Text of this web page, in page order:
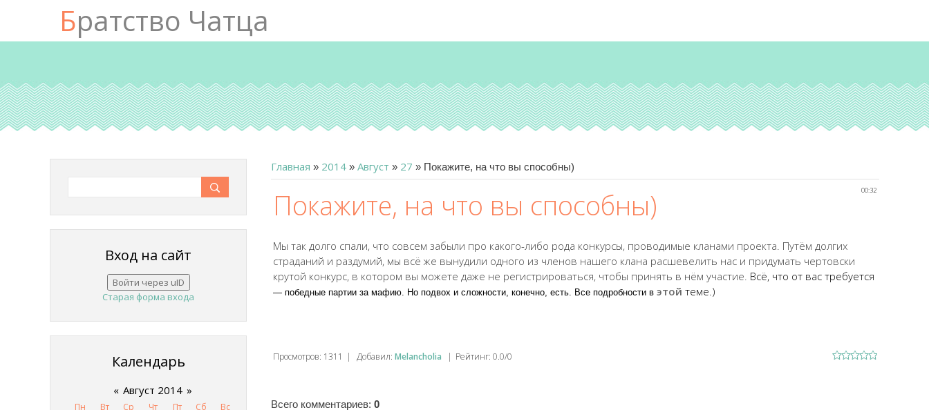
Братство Чатца
Главная » 2014 » Август » 27 » Покажите, на что вы способны)
00:32
Покажите, на что вы способны)
Мы так долго спали, что совсем забыли про какого-либо рода конкурсы, проводимые кланами проекта. Путём долгих
страданий и раздумий, мы всё же вынудили одного из членов нашего клана расшевелить нас и придумать чертовски
крутой конкурс, в котором вы можете даже не регистрироваться, чтобы принять в нём участие. Всё, что от вас требуется
— победные партии за мафию. Но подвох и сложности, конечно, есть. Все подробности в этой теме.)
Просмотров: 1311 | Добавил: Melancholia | Рейтинг: 0.0/0
Всего комментариев: 0
Вход на сайт
Войти через uID
Старая форма входа
Календарь
« Август 2014 »
Пн Вт Ср Чт Пт Сб Вс